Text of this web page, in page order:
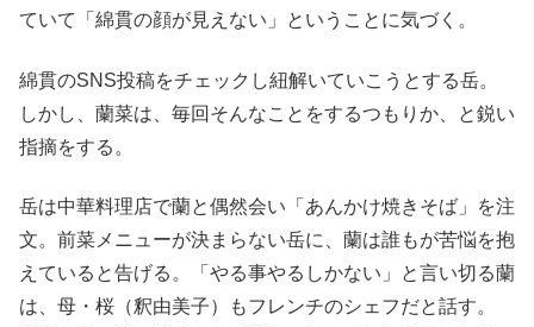
ていて「綿貫の顔が見えない」ということに気づく。
綿貫のSNS投稿をチェックし紐解いていこうとする岳。
しかし、蘭菜は、毎回そんなことをするつもりか、と鋭い
指摘をする。
岳は中華料理店で蘭と偶然会い「あんかけ焼きそば」を注
文。前菜メニューが決まらない岳に、蘭は誰もが苦悩を抱
えていると告げる。「やる事やるしかない」と言い切る蘭
は、母・桜（釈由美子）もフレンチのシェフだと話す。